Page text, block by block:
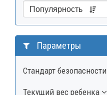
Популярность
Параметры
Стандарт безопасности
Текущий вес ребенка